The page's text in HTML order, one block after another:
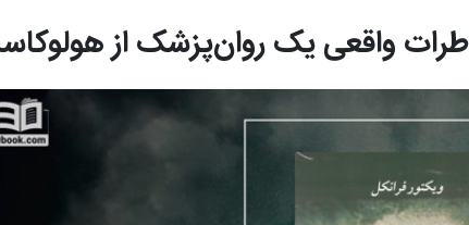
واقعی یک روان‌پزشک از